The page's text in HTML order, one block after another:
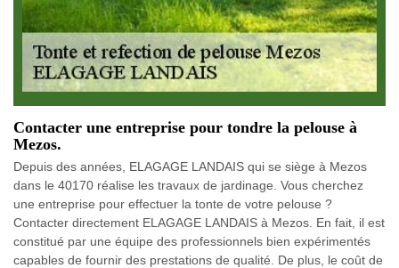
Contacter une entreprise pour tondre la pelouse à
Mezos.
Depuis des années, ELAGAGE LANDAIS qui se siège à Mezos
dans le 40170 réalise les travaux de jardinage. Vous cherchez
une entreprise pour effectuer la tonte de votre pelouse ?
Contacter directement ELAGAGE LANDAIS à Mezos. En fait, il est
constitué par une équipe des professionnels bien expérimentés
capables de fournir des prestations de qualité. De plus, le coût de